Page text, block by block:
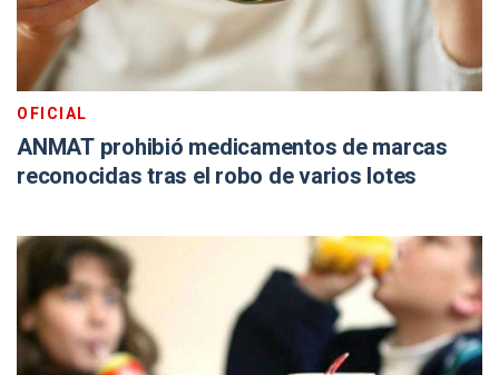
OFICIAL
ANMAT prohibió medicamentos de marcas
reconocidas tras el robo de varios lotes